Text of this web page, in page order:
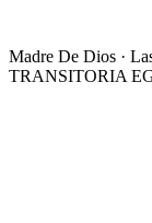
Madre De Dios ·
TRANSITORIA